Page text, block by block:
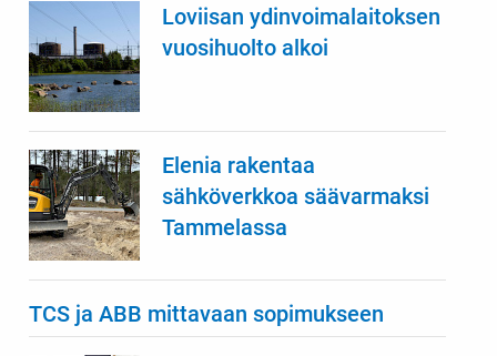
Loviisan ydinvoimalaitoksen
vuosihuolto alkoi
Elenia rakentaa
sähköverkkoa säävarmaksi
Tammelassa
TCS ja ABB mittavaan sopimukseen